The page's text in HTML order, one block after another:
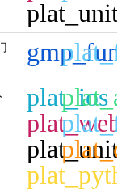
plat_ios
plat_web